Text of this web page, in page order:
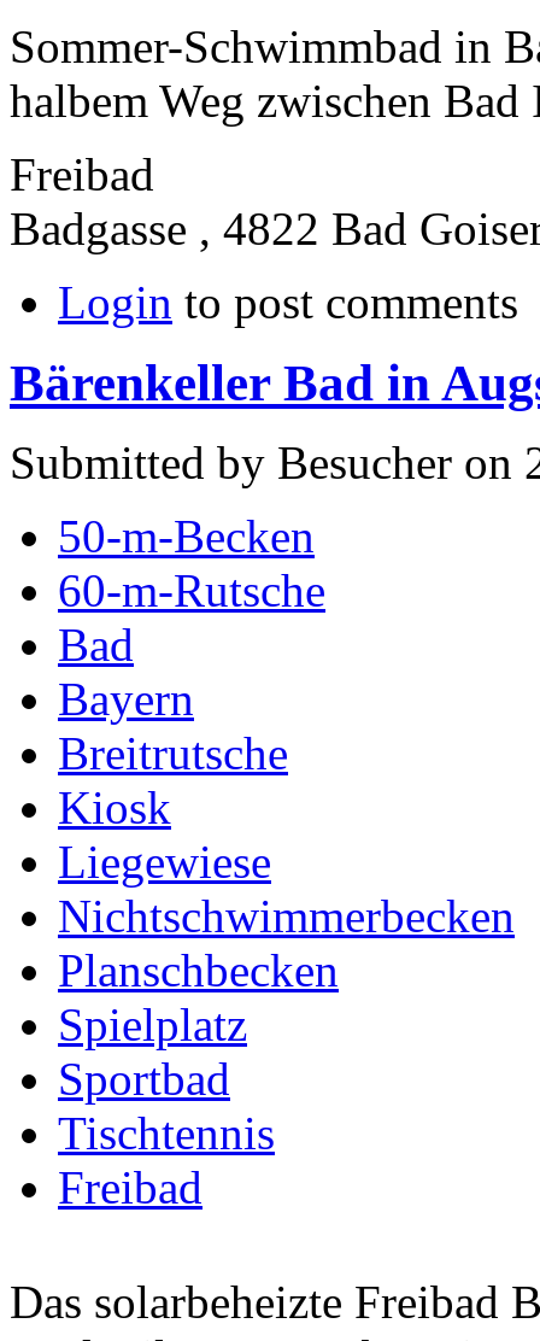
Sommer-Schwimmbad in
halbem Weg zwischen
Freibad
Badgasse , 4822 Bad
Login to post comments
Bärenkeller Bad in
Submitted by Besucher on
50-m-Becken
60-m-Rutsche
Bad
Bayern
Breitrutsche
Kiosk
Liegewiese
Nichtschwimmerbecken
Planschbecken
Spielplatz
Sportbad
Tischtennis
Freibad
Das solarbeheizte Freibad